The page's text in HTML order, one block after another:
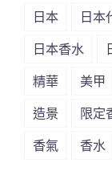
日本 日本
日本香水
精華 美甲
造景 限定
香氣 香水